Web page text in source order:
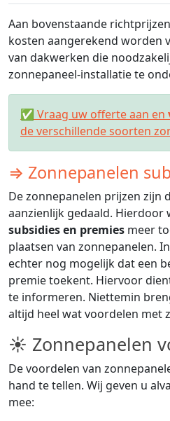
Aan bovenstaande
kosten aangerekend worden
van dakwerken die
zonnepaneel-installatie te
✅ Vraag uw offerte aan en
de verschillende soorten
⇒ Zonnepanelen
De zonnepanelen prijzen zijn
aanzienlijk gedaald. Hierdoor
subsidies en premies meer
plaatsen van zonnepanelen.
echter nog mogelijk dat een
premie toekent. Hiervoor
te informeren. Niettemin
altijd heel wat voordelen met
☀ Zonnepanelen
De voordelen van
hand te tellen. Wij geven u
mee: